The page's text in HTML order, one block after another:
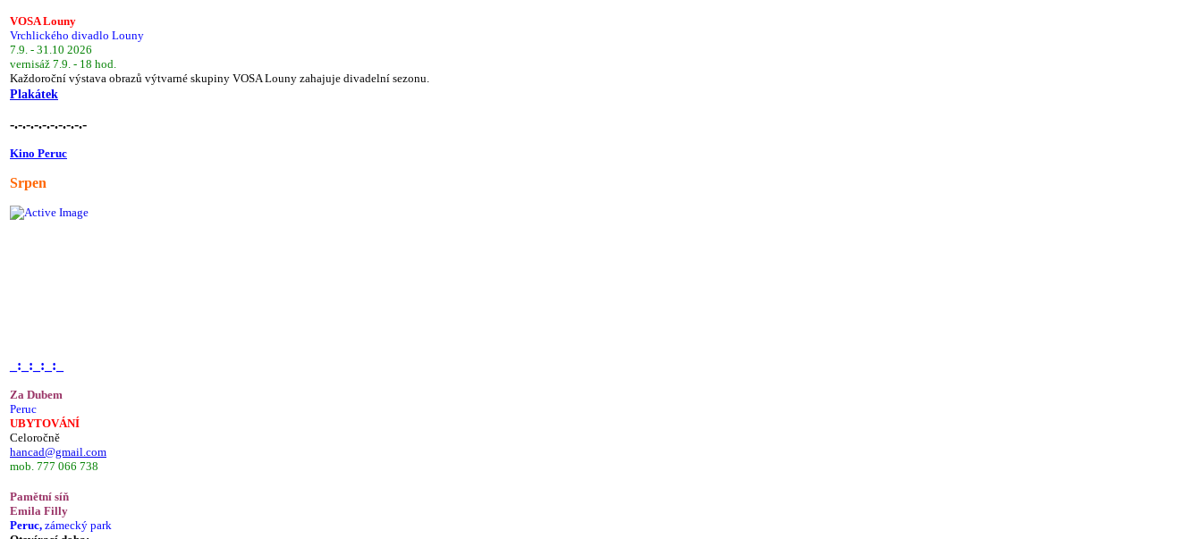
VOSA Louny
Vrchlického divadlo Louny
7.9. - 31.10 2026
vernisáž 7.9. - 18 hod.
Každoroční výstava obrazů výtvarné skupiny VOSA Louny zahajuje divadelní sezonu.
Plakátek
-.-.-.-.-.-.-.-.-.-
Kino Peruc
Srpen
_:_:_:_:_
Za Dubem
Peruc
UBYTOVÁNÍ
Celoročně
hancad@gmail.com
mob. 777 066 738
Pamětní síň
Emila Filly
Peruc, zámecký park